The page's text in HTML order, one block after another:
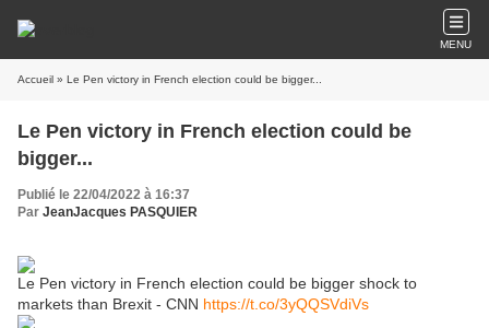
MENU
Accueil » Le Pen victory in French election could be bigger...
Le Pen victory in French election could be
bigger...
Publié le 22/04/2022 à 16:37
Par JeanJacques PASQUIER
Le Pen victory in French election could be bigger shock to
markets than Brexit - CNN https://t.co/3yQQSVdiVs